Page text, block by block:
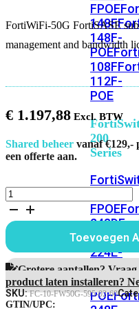
FPOE
148F
148F-
POE
108F
112F-
POE
200
Series
FPOE
248D
224E
224E-
POE
248E-
POE
FortiWiFi-50G FortiSASE
management and bandwidth
€ 1.197,88
Shared beheer vanaf
een offerte aan.
FortiWiFi-
50G
FortiSASE
subscription
including
cloud
management
and
bandwidth
license
Toevoegen
Grotere aantallen? Vraag
product laten installeren?
SKU:FC-10-FW50G-595-02-60
GTIN/UPC: